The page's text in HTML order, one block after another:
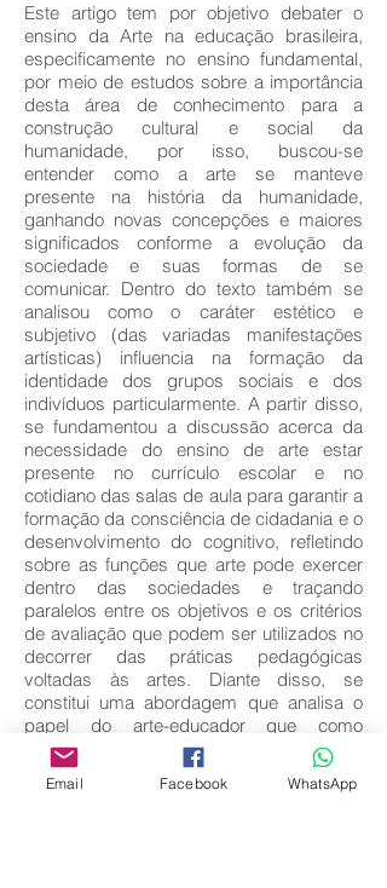
Este artigo tem por objetivo debater o
ensino da Arte na educação brasileira,
especificamente no ensino fundamental,
por meio de estudos sobre a importância
desta área de conhecimento para a
construção cultural e social da
humanidade, por isso, buscou-se
entender como a arte se manteve
presente na história da humanidade,
ganhando novas concepções e maiores
significados conforme a evolução da
sociedade e suas formas de se
comunicar. Dentro do texto também se
analisou como o caráter estético e
subjetivo (das variadas manifestações
artísticas) influencia na formação da
identidade dos grupos sociais e dos
indivíduos particularmente. A partir disso,
se fundamentou a discussão acerca da
necessidade do ensino de arte estar
presente no currículo escolar e no
cotidiano das salas de aula para garantir a
formação da consciência de cidadania e o
desenvolvimento do cognitivo, refletindo
sobre as funções que arte pode exercer
dentro das sociedades e traçando
paralelos entre os objetivos e os critérios
de avaliação que podem ser utilizados no
decorrer das práticas pedagógicas
voltadas às artes. Diante disso, se
constitui uma abordagem que analisa o
papel do arte-educador que como
docente deve ter uma formação que de
fato lhe prepare para mediar às relações
dos educandos com os saberes a serem
Email Facebook WhatsApp